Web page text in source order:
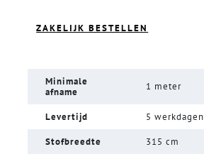
ZAKELIJK BESTELLEN
Minimale
afname
1 meter
Levertijd 5 werkdagen
Stofbreedte 315 cm